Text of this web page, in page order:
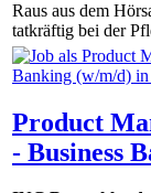
Raus aus dem
tatkräftig bei der
Product
- Business